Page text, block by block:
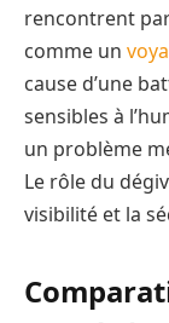
rencontrent
comme un
cause d’une
sensibles à
un problème
Le rôle du
visibilité et la